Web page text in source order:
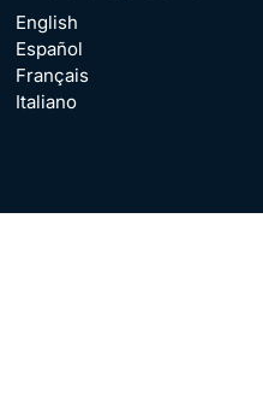
English
Español
Français
Italiano